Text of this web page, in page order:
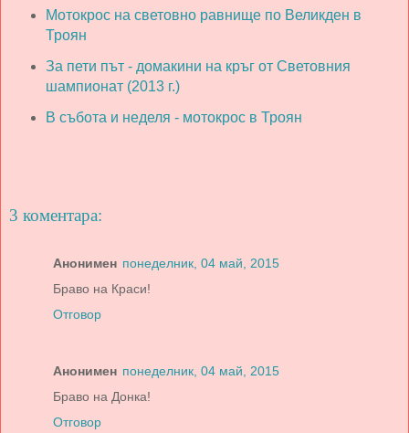
Мотокрос на световно равнище по Великден в
Троян
За пети път - домакини на кръг от Световния
шампионат (2013 г.)
В събота и неделя - мотокрос в Троян
3 коментара:
Анонимен понеделник, 04 май, 2015
Браво на Краси!
Отговор
Анонимен понеделник, 04 май, 2015
Браво на Донка!
Отговор